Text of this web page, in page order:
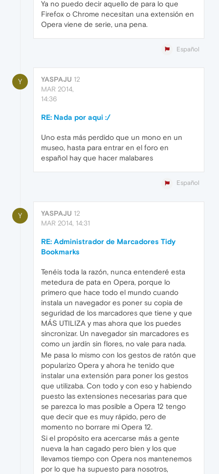
Ya no puedo decir aquello de para lo que
Firefox o Chrome necesitan una extensión en
Opera viene de serie, una pena.
Español
Y YASPAJU 12
MAR 2014,
14:36
RE: Nada por aqui :/
Uno esta más perdido que un mono en un
museo, hasta para entrar en el foro en
español hay que hacer malabares
Español
Y YASPAJU 12
MAR 2014, 14:31
RE: Administrador de Marcadores Tidy
Bookmarks
Tenéis toda la razón, nunca entenderé esta
metedura de pata en Opera, porque lo
primero que hace todo el mundo cuando
instala un navegador es poner su copia de
seguridad de los marcadores que tiene y que
MÁS UTILIZA y mas ahora que los puedes
sincronizar. Un navegador sin marcadores es
como un jardín sin flores, no vale para nada.
Me pasa lo mismo con los gestos de ratón que
popularizo Opera y ahora he tenido que
instalar una extensión para poner los gestos
que utilizaba. Con todo y con eso y habiendo
puesto las extensiones necesarias para que
se parezca lo mas posible a Opera 12 tengo
que decir que es muy rápido, pero de
momento no borrare mi Opera 12.
Si el propósito era acercarse más a gente
nueva la han cagado pero bien y los que
llevamos tiempo con Opera nos mantenemos
por lo que ha supuesto para nosotros,